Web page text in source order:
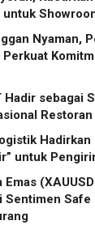
untuk
Nyaman,
Perkuat
Hadir sebagai
Restoran
untuk
Emas
Sentimen Safe